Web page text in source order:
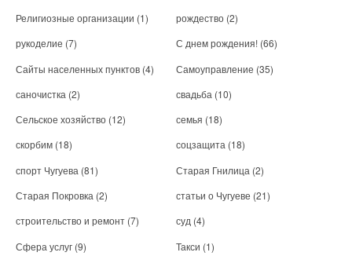
Религиозные организации (1) рождество (2)
рукоделие (7) С днем рождения! (66)
Сайты населенных пунктов (4) Самоуправление (35)
саночистка (2) свадьба (10)
Сельское хозяйство (12) семья (18)
скорбим (18) соцзащита (18)
спорт Чугуева (81) Старая Гнилица (2)
Старая Покровка (2) статьи о Чугуеве (21)
строительство и ремонт (7) суд (4)
Сфера услуг (9) Такси (1)